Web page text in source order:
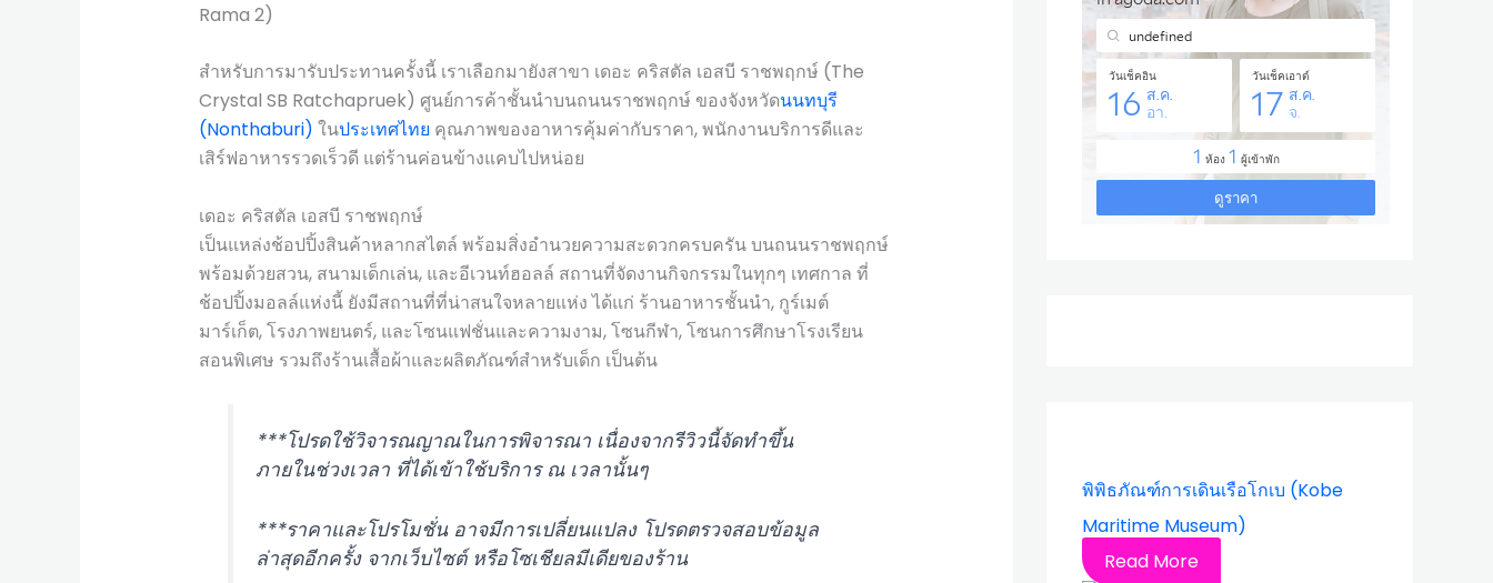
Rama 2)
สำหรับการมารับประทานครั้งนี้ เราเลือกมายังสาขา เดอะ คริสตัล เอสบี ราชพฤกษ์ (The
Crystal SB Ratchapruek) ศูนย์การค้าชั้นนำบนถนนราชพฤกษ์ ของจังหวัดนนทบุรี
(Nonthaburi) ในประเทศไทย คุณภาพของอาหารคุ้มค่ากับราคา, พนักงานบริการดีและ
เสิร์ฟอาหารรวดเร็วดี แต่ร้านค่อนข้างแคบไปหน่อย
เดอะ คริสตัล เอสบี ราชพฤกษ์
เป็นแหล่งช้อปปิ้งสินค้าหลากสไตล์ พร้อมสิ่งอำนวยความสะดวกครบครัน บนถนนราชพฤกษ์
พร้อมด้วยสวน, สนามเด็กเล่น, และอีเวนท์ฮอลล์ สถานที่จัดงานกิจกรรมในทุกๆ เทศกาล ที่
ช้อปปิ้งมอลล์แห่งนี้ ยังมีสถานที่ที่น่าสนใจหลายแห่ง ได้แก่ ร้านอาหารชั้นนำ, กูร์เมต์
มาร์เก็ต, โรงภาพยนตร์, และโซนแฟชั่นและความงาม, โซนกีฬา, โซนการศึกษาโรงเรียน
สอนพิเศษ รวมถึงร้านเสื้อผ้าและผลิตภัณฑ์สำหรับเด็ก เป็นต้น
***โปรดใช้วิจารณญาณในการพิจารณา เนื่องจากรีวิวนี้จัดทำขึ้น
ภายในช่วงเวลา ที่ได้เข้าใช้บริการ ณ เวลานั้นๆ
***ราคาและโปรโมชั่น อาจมีการเปลี่ยนแปลง โปรดตรวจสอบข้อมูล
ล่าสุดอีกครั้ง จากเว็บไซต์ หรือโซเชียลมีเดียของร้าน
พิพิธภัณฑ์การเดินเรือโกเบ (Kobe
Maritime Museum)
Read More